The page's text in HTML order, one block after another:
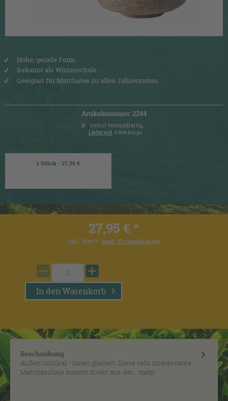
Hohe; gerade Form
Bekannt als Winterschale
Geeignet für Matchatee zu allen Jahreszeiten
Artikelnummer: 2244
Sofort versandfertig,
Lieferzeit 3 Werktage
1 Stück - 27,95 €
27,95 € *
inkl. MwSt. zzgl. Versandkosten
In denWarenkorb
Beschreibung
Außen rustikal - innen glasiert. Diese sehr interessante
Matchaschale kommt direkt aus der... mehr